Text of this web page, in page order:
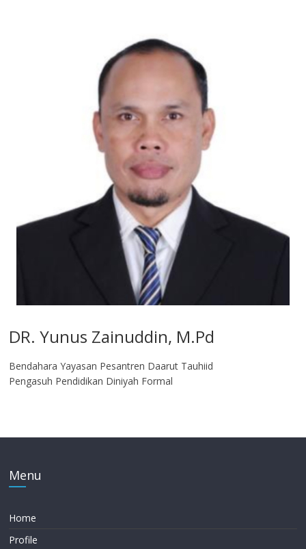
DR. Yunus Zainuddin, M.Pd
Bendahara Yayasan Pesantren Daarut Tauhiid
Pengasuh Pendidikan Diniyah Formal
Menu
Home
Profile